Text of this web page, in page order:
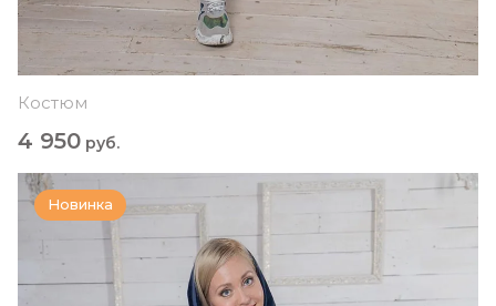
Костюм
4 950 руб.
Новинка